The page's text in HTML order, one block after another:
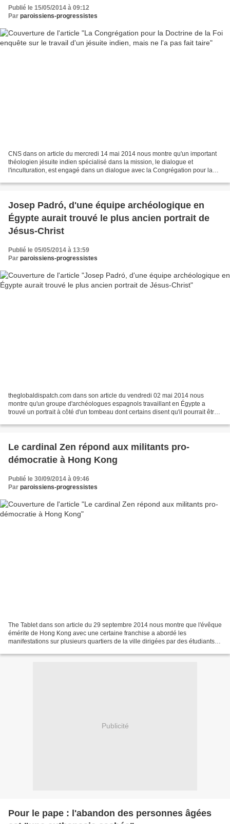
Publié le 15/05/2014 à 09:12
Par paroissiens-progressistes
CNS dans on article du mercredi 14 mai 2014 nous montre qu'un important
théologien jésuite indien spécialisé dans la mission, le dialogue et
l'inculturation, est engagé dans un dialogue avec la Congrégation pour la
Josep Padró, d'une équipe archéologique en
Égypte aurait trouvé le plus ancien portrait de
Jésus-Christ
Publié le 05/05/2014 à 13:59
Par paroissiens-progressistes
theglobaldispatch.com dans son article du vendredi 02 mai 2014 nous
montre qu'un groupe d'archéologues espagnols travaillant en Égypte a
trouvé un portrait à côté d'un tombeau dont certains disent qu'il pourrait être
Le cardinal Zen répond aux militants pro-
démocratie à Hong Kong
Publié le 30/09/2014 à 09:46
Par paroissiens-progressistes
The Tablet dans son article du 29 septembre 2014 nous montre que l'évêque
émérite de Hong Kong avec une certaine franchise a abordé les
manifestations sur plusieurs quartiers de la ville dirigées par des étudiants
Publicité
Pour le pape : l'abandon des personnes âgées